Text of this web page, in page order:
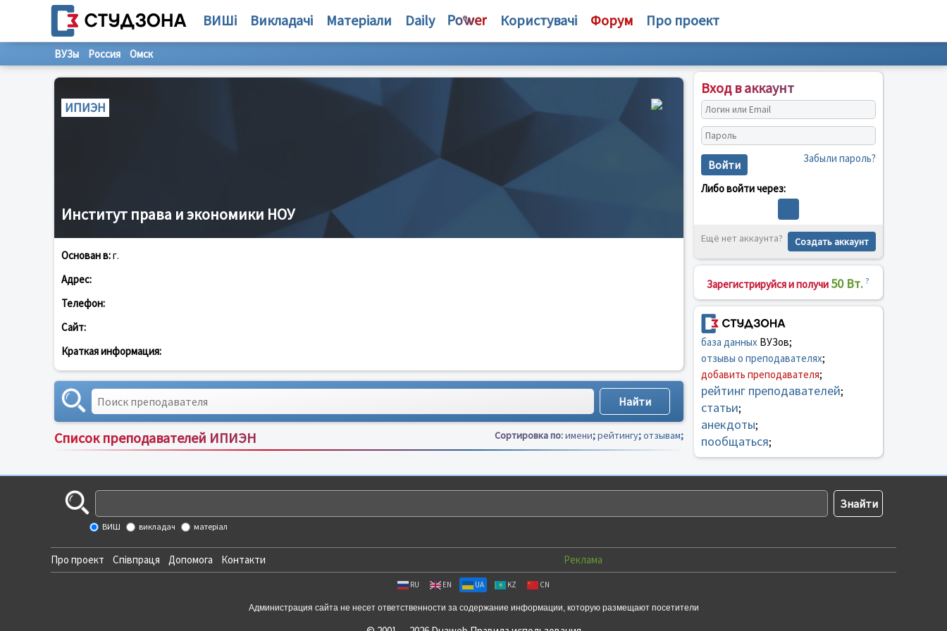
ВИШі Викладачі Матеріали Daily Користувачі Форум Про проект
ВУЗы Россия Омск
ИПИЭН
Институт права и экономики НОУ
Основан в:г.
Адрес:
Телефон:
Сайт:
Краткая информация:
Список преподавателей ИПИЭН Сортировка по:имени;рейтингу;отзывам;
Вход в аккаунт
Войти Забыли пароль?
Либо войти через:
Ещё нет аккаунта? Создать аккаунт
Зарегистрируйся и получи 50 Вт. ?
база данныхВУЗов;
отзывы о преподавателях;
добавить преподавателя;
рейтинг преподавателей;
статьи;
анекдоты;
пообщаться;
ВИШ викладач матеріал
Про проект Співпраця Допомога Контакти Реклама
RU EN UA KZ CN
Администрация сайта не несет ответственности за содержание информации, которую размещают посетители